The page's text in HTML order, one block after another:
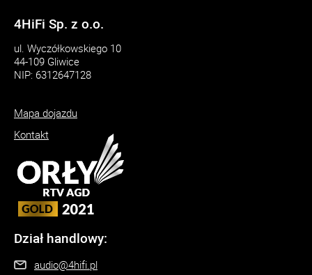
4HiFi Sp. z o.o.
ul. Wyczółkowskiego 10
44-109 Gliwice
NIP: 6312647128
Mapa dojazdu
Kontakt
Dział handlowy:
audio@4hifi.pl